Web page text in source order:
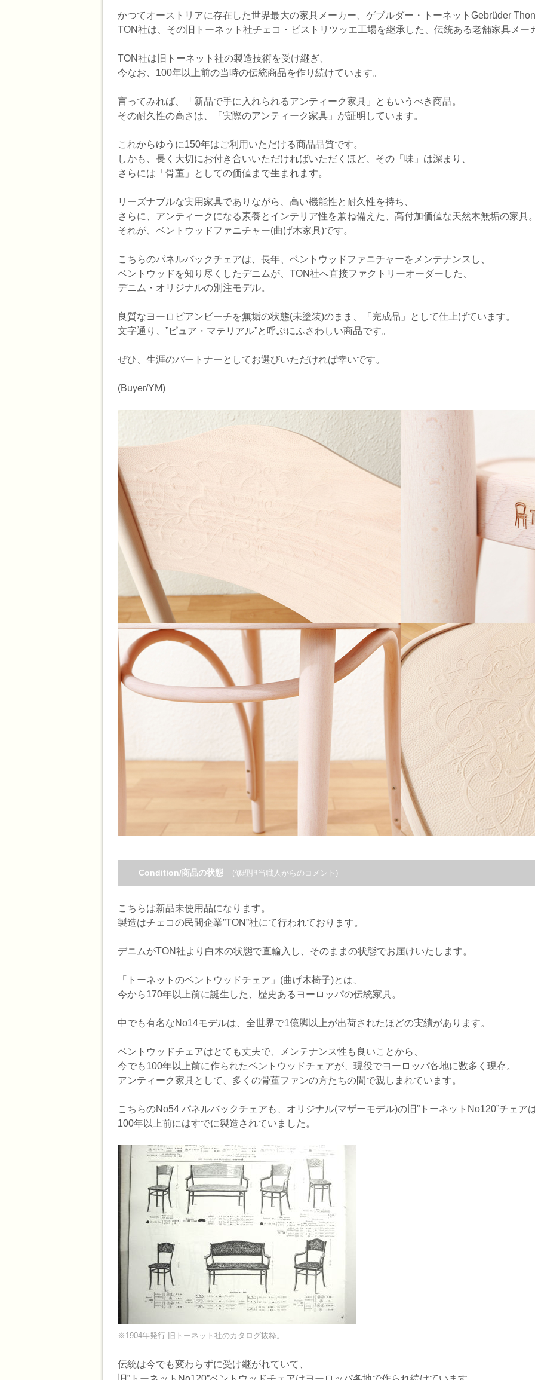
かつてオーストリアに存在した世界最大の家具メーカー、ゲブルダー・トーネットGebrüder
TON社は、その旧トーネット社チェコ・ビストリツッエ工場を継承した、伝統ある老舗家具メー
TON社は旧トーネット社の製造技術を受け継ぎ、
今なお、100年以上前の当時の伝統商品を作り続けています。
言ってみれば、「新品で手に入れられるアンティーク家具」ともいうべき商品。
その耐久性の高さは、「実際のアンティーク家具」が証明しています。
これからゆうに150年はご利用いただける商品品質です。
しかも、長く大切にお付き合いいただければいただくほど、その「味」は深まり、
さらには「骨董」としての価値まで生まれます。
リーズナブルな実用家具でありながら、高い機能性と耐久性を持ち、
さらに、アンティークになる素養とインテリア性を兼ね備えた、高付加価値な天然木無垢の家具
それが、ベントウッドファニチャー(曲げ木家具)です。
こちらのパネルバックチェアは、長年、ベントウッドファニチャーをメンテナンスし、
ベントウッドを知り尽くしたデニムが、TON社へ直接ファクトリーオーダーした、
デニム・オリジナルの別注モデル。
良質なヨーロピアンビーチを無垢の状態(未塗装)のまま、「完成品」として仕上げています。
文字通り、”ピュア・マテリアル”と呼ぶにふさわしい商品です。
ぜひ、生涯のパートナーとしてお選びいただければ幸いです。
(Buyer/YM)
Condition/商品の状態 (修理担当職人からのコメント)
こちらは新品未使用品になります。
製造はチェコの民間企業”TON”社にて行われております。
デニムがTON社より白木の状態で直輸入し、そのままの状態でお届けいたします。
「トーネットのベントウッドチェア」(曲げ木椅子)とは、
今から170年以上前に誕生した、歴史あるヨーロッパの伝統家具。
中でも有名なNo14モデルは、全世界で1億脚以上が出荷されたほどの実績があります。
ベントウッドチェアはとても丈夫で、メンテナンス性も良いことから、
今でも100年以上前に作られたベントウッドチェアが、現役でヨーロッパ各地に数多く現存。
アンティーク家具として、多くの骨董ファンの方たちの間で親しまれています。
こちらのNo54 パネルバックチェアも、オリジナル(マザーモデル)の旧”トーネットNo120”チェア
100年以上前にはすでに製造されていました。
※1904年発行 旧トーネット社のカタログ抜粋。
伝統は今でも変わらずに受け継がれていて、